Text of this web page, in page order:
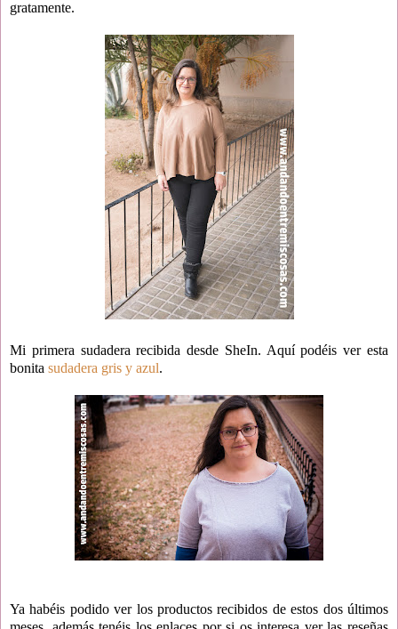
gratamente.
Mi primera sudadera recibida desde SheIn. Aquí podéis ver esta
bonita sudadera gris y azul.
Ya habéis podido ver los productos recibidos de estos dos últimos